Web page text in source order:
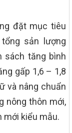
đặt mục tiêu
sản lượng
sách tăng bình
gấp 1,6 – 1,8
và nâng chuẩn
nông thôn mới,
mới kiểu mẫu.